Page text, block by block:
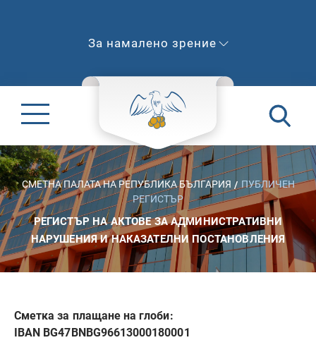
За намалено зрение
СМЕТНА ПАЛАТА НА РЕПУБЛИКА БЪЛГАРИЯ
ПУБЛИЧЕН
РЕГИСТЪР
РЕГИСТЪР НА АКТОВЕ ЗА АДМИНИСТРАТИВНИ
НАРУШЕНИЯ И НАКАЗАТЕЛНИ ПОСТАНОВЛЕНИЯ
Сметка за плащане на глоби:
IBAN BG47BNBG96613000180001